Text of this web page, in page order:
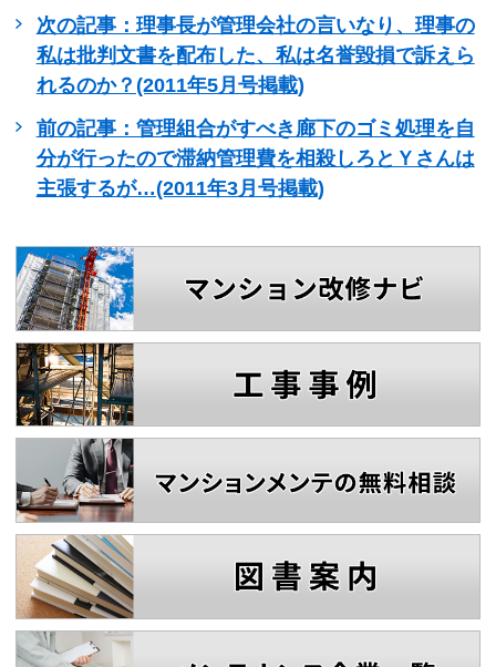
次の記事：理事長が管理会社の言いなり、理事の
私は批判文書を配布した、私は名誉毀損で訴えら
れるのか？(2011年5月号掲載)
前の記事：管理組合がすべき廊下のゴミ処理を自
分が行ったので滞納管理費を相殺しろとＹさんは
主張するが…(2011年3月号掲載)